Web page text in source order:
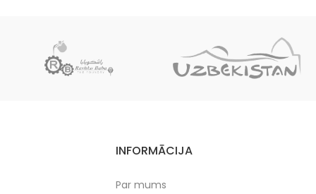
Meistara roku darbs.
Unikāla kvalitāte.
INFORMĀCIJA
Par mums